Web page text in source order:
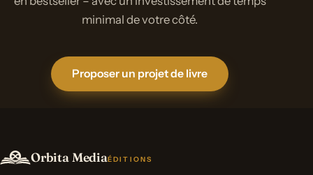
minimal de votre côté.
Proposer un projet de livre
Orbita MediaÉDITIONS